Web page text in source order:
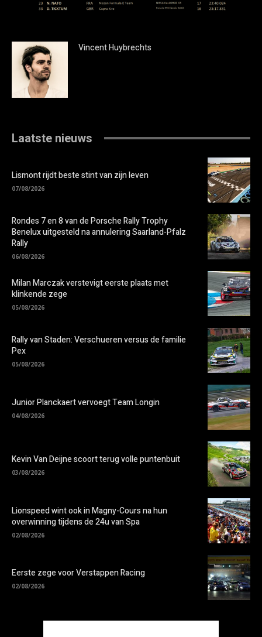
Vincent Huybrechts
Laatste nieuws
Lismont rijdt beste stint van zijn leven
07/08/2026
Rondes 7 en 8 van de Porsche Rally Trophy
Benelux uitgesteld na annulering Saarland-Pfalz
Rally
06/08/2026
Milan Marczak verstevigt eerste plaats met
klinkende zege
05/08/2026
Rally van Staden: Verschueren versus de familie
Pex
05/08/2026
Junior Planckaert vervoegt Team Longin
04/08/2026
Kevin Van Deijne scoort terug volle puntenbuit
03/08/2026
Lionspeed wint ook in Magny-Cours na hun
overwinning tijdens de 24u van Spa
02/08/2026
Eerste zege voor Verstappen Racing
02/08/2026